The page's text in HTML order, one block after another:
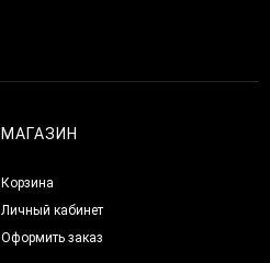
МАГАЗИН
Корзина
Личный кабинет
Оформить заказ